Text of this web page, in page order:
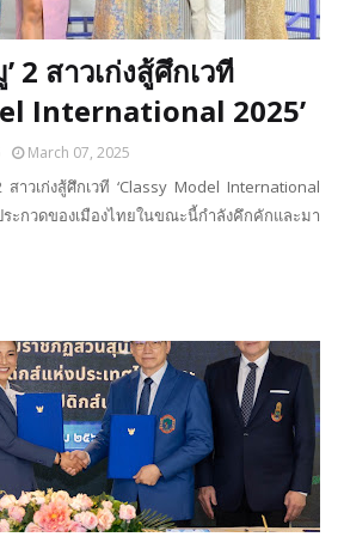
2 สาวเก่งสู้ศึกเวที
International 2025’
March 07, 2025
าวเก่งสู้ศึกเวที ‘Classy Model International
วดของเมืองไทยในขณะนี้กำลังคึกคักและมา